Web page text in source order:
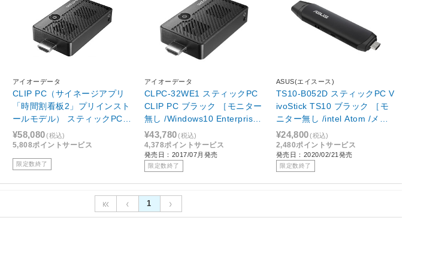
アイオーデータ
CLIP PC（サイネージアプリ
「時間割看板2」プリインスト
ールモデル） スティックPC
[モニター無 /Win10 IoT Enter
prise /Atom /eMMC：32GB /
メモリ：2GB] CLPC-32WE1/
J
¥58,080(税込)
5,808ポイントサービス
限定数終了
アイオーデータ
CLPC-32WE1 スティックPC
CLIP PC ブラック ［モニター
無し /Windows10 Enterprise /
intel Atom /メモリ：2GB /eM
MC：32GB /無し /2017年7
月］
¥43,780(税込)
4,378ポイントサービス
発売日：2017/07月発売
限定数終了
ASUS(エイスース)
TS10-B052D スティックPC V
ivoStick TS10 ブラック ［モ
ニター無し /intel Atom /メモ
リ：2GB /eMMC：32GB /202
0年02月モデル］
¥24,800(税込)
2,480ポイントサービス
発売日：2020/02/21発売
限定数終了
1